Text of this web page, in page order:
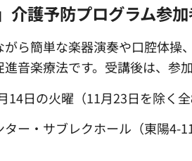
介護予防プログラム参
ら簡単な楽器演奏や口腔体操
音楽療法です。受講後は、参
14日の火曜（11月23日を除く
ター・サブレクホール（東陽4-